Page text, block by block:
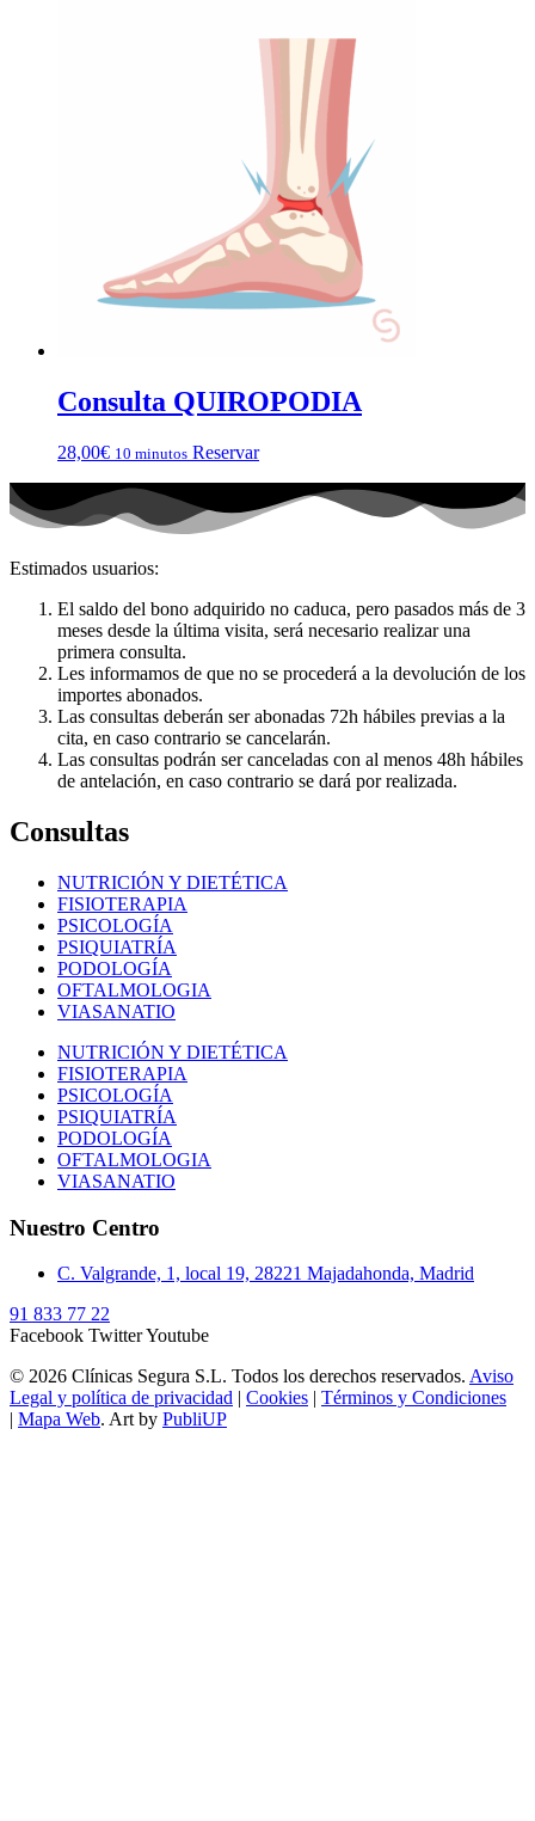
Consulta QUIROPODIA
28,00€ 10 minutos Reservar
Estimados usuarios:
El saldo del bono adquirido no caduca, pero pasados más de 3
meses desde la última visita, será necesario realizar una
primera consulta.
Les informamos de que no se procederá a la devolución de los
importes abonados.
Las consultas deberán ser abonadas 72h hábiles previas a la
cita, en caso contrario se cancelarán.
Las consultas podrán ser canceladas con al menos 48h hábiles
de antelación, en caso contrario se dará por realizada.
Consultas
NUTRICIÓN Y DIETÉTICA
FISIOTERAPIA
PSICOLOGÍA
PSIQUIATRÍA
PODOLOGÍA
OFTALMOLOGIA
VIASANATIO
NUTRICIÓN Y DIETÉTICA
FISIOTERAPIA
PSICOLOGÍA
PSIQUIATRÍA
PODOLOGÍA
OFTALMOLOGIA
VIASANATIO
Nuestro Centro
C. Valgrande, 1, local 19, 28221 Majadahonda, Madrid
91 833 77 22
Facebook TwitterYoutube
© 2026 Clínicas Segura S.L. Todos los derechos reservados. Aviso
Legal y política de privacidad | Cookies | Términos y Condiciones
| Mapa Web. Art by PubliUP